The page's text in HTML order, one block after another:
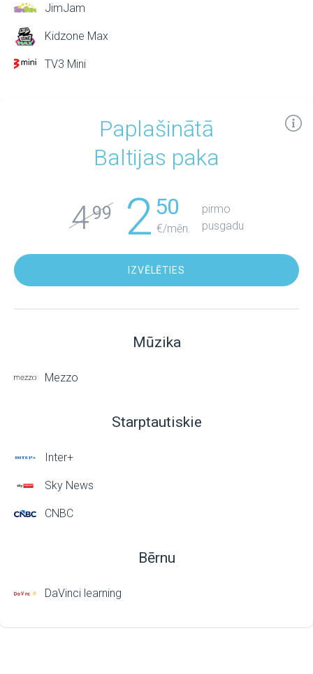
JimJam
Kidzone Max
TV3 Mini
Paplašinātā
Baltijas paka
499 2 50
€/mēn.
pirmo
pusgadu
IZVĒLĒTIES
Mūzika
Mezzo
Starptautiskie
Inter+
Sky News
CNBC
Bērnu
DaVinci learning